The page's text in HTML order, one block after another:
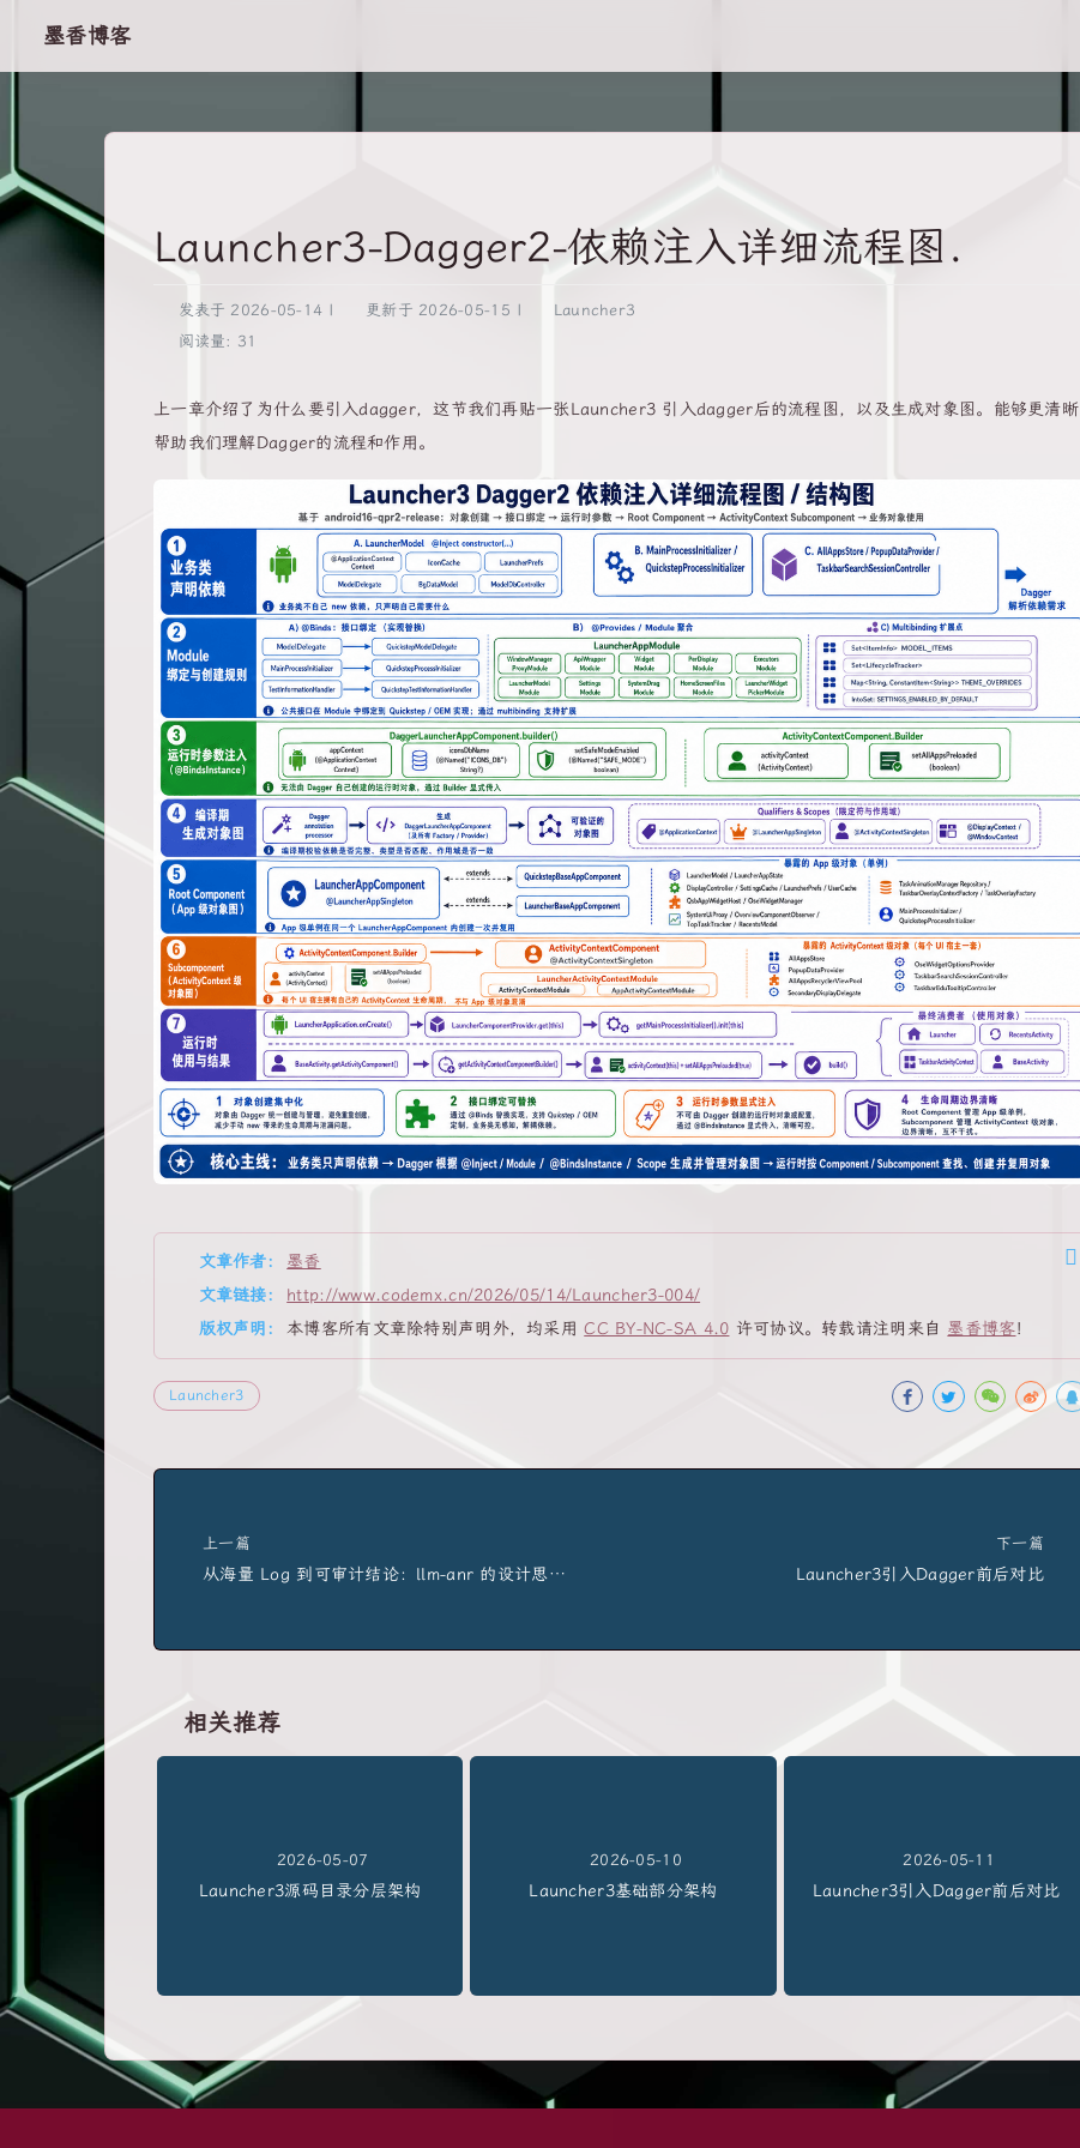
墨香博客
Launcher3-Dagger2-依赖注入详细流程图.
发表于 2026-05-14 | 更新于 2026-05-15 |
Launcher3
阅读量: 31
上一章介绍了为什么要引入dagger，这节我们再贴一张Launcher3 引入dagger后的流程图，以及生成对象图。能够更清晰
帮助我们理解Dagger的流程和作用。
文章作者:
墨香
文章链接:
http://www.codemx.cn/2026/05/14/Launcher3-004/
版权声明:
本博客所有文章除特别声明外，均采用CC BY-NC-SA 4.0 许可协议。转载请注明来自 墨香博客！
Launcher3
上一篇
从海量 Log 到可审计结论：llm-anr 的设计思想、开发流程与最终结果
下一篇
Launcher3引入Dagger前后对比
相关推荐
2026-05-07
Launcher3源码目录分层架构
2026-05-10
Launcher3基础部分架构
2026-05-11
Launcher3引入Dagger前后对比